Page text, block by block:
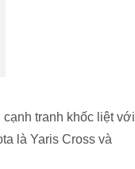
tranh khốc liệt với
là Yaris Cross và